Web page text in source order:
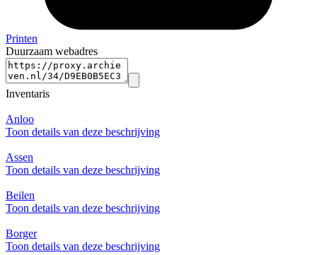
Printen
Duurzaam webadres
Inventaris
Anloo
Toon details van deze beschrijving
Assen
Toon details van deze beschrijving
Beilen
Toon details van deze beschrijving
Borger
Toon details van deze beschrijving